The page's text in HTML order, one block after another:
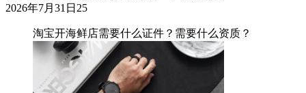
2026年7月31日 25
淘宝开海鲜店需要什么证件？需要什么资质？